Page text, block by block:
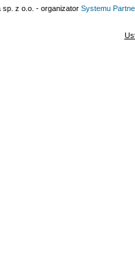
z o.o. - organizator Systemu